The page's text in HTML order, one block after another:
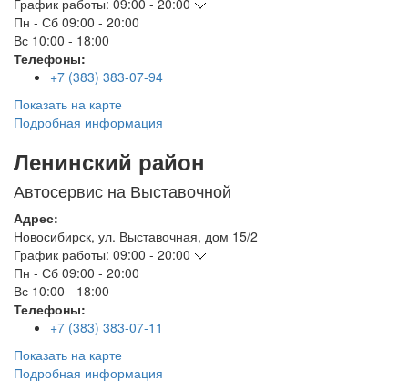
График работы: 09:00 - 20:00
Пн - Сб 09:00 - 20:00
Вс 10:00 - 18:00
Телефоны:
+7 (383) 383-07-94
Показать на карте
Подробная информация
Ленинский район
Автосервис на Выставочной
Адрес:
Новосибирск, ул. Выставочная, дом 15/2
График работы: 09:00 - 20:00
Пн - Сб 09:00 - 20:00
Вс 10:00 - 18:00
Телефоны:
+7 (383) 383-07-11
Показать на карте
Подробная информация